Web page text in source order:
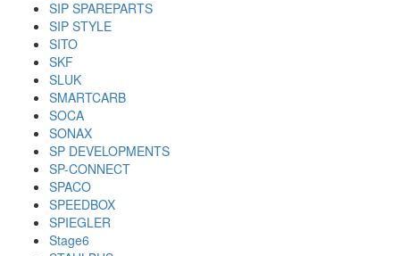
SIP SPAREPARTS
SIP STYLE
SITO
SKF
SLUK
SMARTCARB
SOCA
SONAX
SP DEVELOPMENTS
SP-CONNECT
SPACO
SPEEDBOX
SPIEGLER
Stage6